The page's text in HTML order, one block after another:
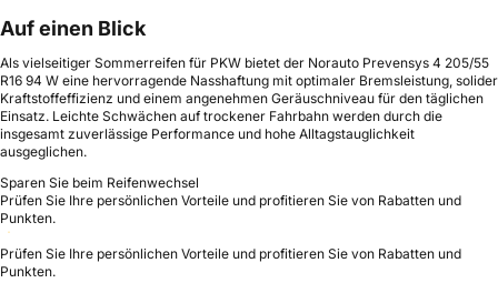
Auf einen Blick
Als vielseitiger Sommerreifen für PKW bietet der Norauto Prevensys 4 205/55
R16 94 W eine hervorragende Nasshaftung mit optimaler Bremsleistung, solider
Kraftstoffeffizienz und einem angenehmen Geräuschniveau für den täglichen
Einsatz. Leichte Schwächen auf trockener Fahrbahn werden durch die
insgesamt zuverlässige Performance und hohe Alltagstauglichkeit
ausgeglichen.
Sparen Sie beim Reifenwechsel
Prüfen Sie Ihre persönlichen Vorteile und profitieren Sie von Rabatten und
Punkten.
Prüfen Sie Ihre persönlichen Vorteile und profitieren Sie von Rabatten und
Punkten.